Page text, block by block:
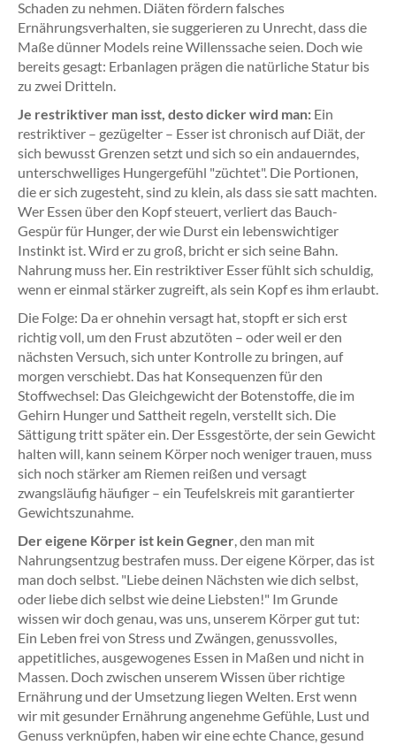
Schaden zu nehmen. Diäten fördern falsches
Ernährungsverhalten, sie suggerieren zu Unrecht, dass die
Maße dünner Models reine Willenssache seien. Doch wie
bereits gesagt: Erbanlagen prägen die natürliche Statur bis
zu zwei Dritteln.
Je restriktiver man isst, desto dicker wird man: Ein
restriktiver – gezügelter – Esser ist chronisch auf Diät, der
sich bewusst Grenzen setzt und sich so ein andauerndes,
unterschwelliges Hungergefühl "züchtet". Die Portionen,
die er sich zugesteht, sind zu klein, als dass sie satt machten.
Wer Essen über den Kopf steuert, verliert das Bauch-
Gespür für Hunger, der wie Durst ein lebenswichtiger
Instinkt ist. Wird er zu groß, bricht er sich seine Bahn.
Nahrung muss her. Ein restriktiver Esser fühlt sich schuldig,
wenn er einmal stärker zugreift, als sein Kopf es ihm erlaubt.
Die Folge: Da er ohnehin versagt hat, stopft er sich erst
richtig voll, um den Frust abzutöten – oder weil er den
nächsten Versuch, sich unter Kontrolle zu bringen, auf
morgen verschiebt. Das hat Konsequenzen für den
Stoffwechsel: Das Gleichgewicht der Botenstoffe, die im
Gehirn Hunger und Sattheit regeln, verstellt sich. Die
Sättigung tritt später ein. Der Essgestörte, der sein Gewicht
halten will, kann seinem Körper noch weniger trauen, muss
sich noch stärker am Riemen reißen und versagt
zwangsläufig häufiger – ein Teufelskreis mit garantierter
Gewichtszunahme.
Der eigene Körper ist kein Gegner, den man mit
Nahrungsentzug bestrafen muss. Der eigene Körper, das ist
man doch selbst. "Liebe deinen Nächsten wie dich selbst,
oder liebe dich selbst wie deine Liebsten!" Im Grunde
wissen wir doch genau, was uns, unserem Körper gut tut:
Ein Leben frei von Stress und Zwängen, genussvolles,
appetitliches, ausgewogenes Essen in Maßen und nicht in
Massen. Doch zwischen unserem Wissen über richtige
Ernährung und der Umsetzung liegen Welten. Erst wenn
wir mit gesunder Ernährung angenehme Gefühle, Lust und
Genuss verknüpfen, haben wir eine echte Chance, gesund